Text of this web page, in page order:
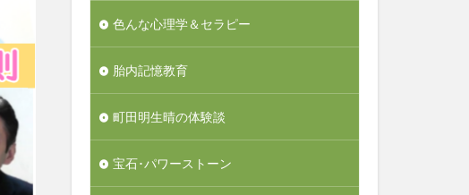
色んな心理学＆セラピー
胎内記憶教育
町田明生晴の体験談
宝石･パワーストーン